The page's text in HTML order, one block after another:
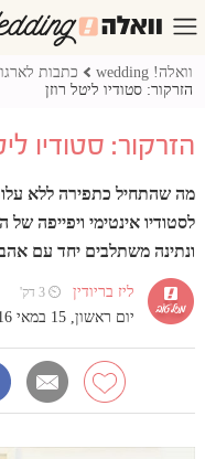
וואלה! wedding כתבות
הזרקור: סטודיו ליטל רוזן
הזרקור: סטודיו
מה שהתחיל כתפירה ללא
לסטודיו אינטימי ויפייפה
ונתינה משתלבים יחד עם
ליז בריודין ⏲ 3 דק'
יום ראשון, 15 במאי 2016, 12:19